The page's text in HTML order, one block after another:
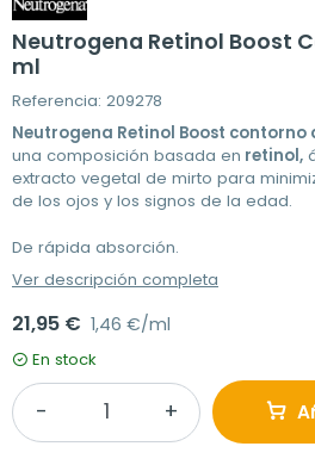
Neutrogena Retinol Boost
ml
Referencia: 209278
Neutrogena Retinol Boost contorno
una composición basada en retinol,
extracto vegetal de mirto para
de los ojos y los signos de la edad.
De rápida absorción.
Ver descripción completa
21,95 € 1,46 €/ml
En stock